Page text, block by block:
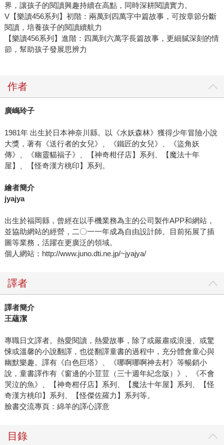
界，讓孩子的閱讀興趣持續在高點，同時深耕閱讀實力。
V【樂讀456系列】初階：兩萬到四萬字中篇故事，可按章節分斷
閱讀，培養孩子的閱讀續航力
【樂讀456系列】進階：四萬到六萬字長篇故事，更細膩深刻的情
節，幫助孩子發展思辨力
作者
廣嶋玲子
1981年 出生於日本神奈川縣。以《水妖森林》獲得少年冒險小說
大獎，著有《送行者的女兒》、《鐵匠的女兒》、《盜角妖
傳》、《幽靈貓福子》、【神奇柑仔店】系列、【魔法十年
屋】、【怪奇漢方桃印】系列。
繪者簡介
jyajya
出生於福岡縣，曾經在以手機業務為主的公司製作APP和網站，
並協助網站的經營，二〇一一年成為自由設計師。目前拓展了插
圖等業務，活躍在更廣泛的領域。
個人網站：http://www.juno.dti.ne.jp/~jyajya/
譯者
譯者簡介
王蘊潔
專職日文譯者。熱愛閱讀，熱愛故事，除了或嚴肅或浪漫、或驚
悚或溫馨的小說翻譯，也從翻譯童書的過程中，充分體會童心與
幽默樂趣。譯有《白色巨塔》、《哪啊哪啊神去村》等暢銷小
說，童書譯作有《窗邊的小荳荳（三十週年紀念版）》、《不會
哭泣的魚》、【神奇柑仔店】系列、【魔法十年屋】系列、【怪
奇漢方桃印】系列、【怪傑佐羅力】系列等。
臉書交流專頁：綿羊的譯心譯意
目錄